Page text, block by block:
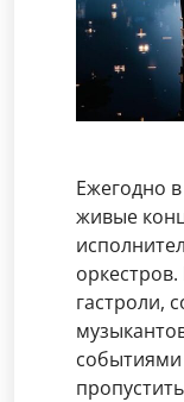
Ежегодно
живые
гастроли,